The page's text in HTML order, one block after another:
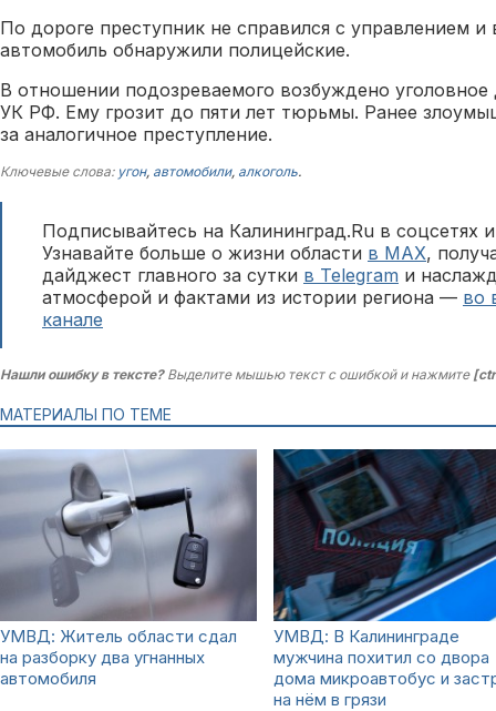
По дороге преступник не справился с управлением
автомобиль обнаружили полицейские.
В отношении подозреваемого возбуждено уголовное
УК РФ. Ему грозит до пяти лет тюрьмы. Ранее
за аналогичное преступление.
Ключевые слова: угон, автомобили, алкоголь.
Подписывайтесь на Калининград.Ru в соцсетях
Узнавайте больше о жизни области в MAX,
дайджест главного за сутки в Telegram и
атмосферой и фактами из истории региона — во
канале
Нашли ошибку в тексте?Выделите мышью текст с ошибкой и нажмите
МАТЕРИАЛЫ ПО ТЕМЕ
УМВД: Житель области сдал
на разборку два угнанных
автомобиля
УМВД: В Калининграде
мужчина похитил со двора
дома микроавтобус и
на нём в грязи